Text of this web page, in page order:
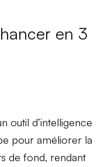
en 3
outil d’intelligence
pouraméliorer la
de fond, rendant